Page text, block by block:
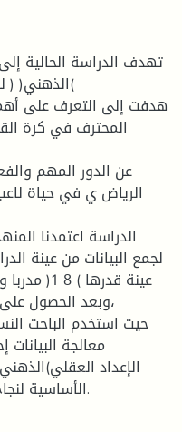
تهدف الدراسة الحالية
)الذهني( (
هدفت إلى التعرف على
المحترف في كرة
عن الدور المهم
الرياض ي في حياة
الدراسة اعتمدنا
لجمع البيانات من عينة
عينة
وبعد الحصول على
حيث استخدم الباحث
معالجة البيانات
الإعداد
الأساسية لنجاح الاحتراف في كرة القدم الجزائرية.